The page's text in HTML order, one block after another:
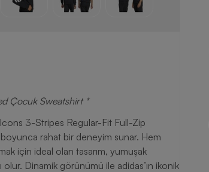
Çocuk Sweatshirt *
3-Stripes Regular-Fit Full-Zip
boyunca rahat bir deneyim sunar. Hem
için ideal olan tasarım, yumuşak
Dinamik görünümü ile adidas’ın ikonik